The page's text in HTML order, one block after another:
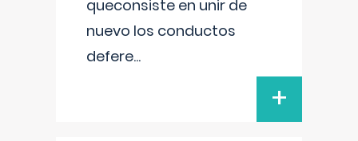
queconsiste en unir de
nuevo los conductos
defere...
+